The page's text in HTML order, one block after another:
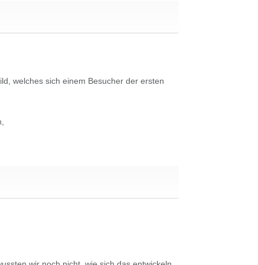
welches sich einem Besucher der ersten